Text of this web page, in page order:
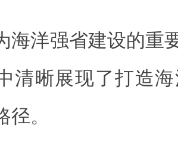
洋强省建设的重要
清晰展现了打造
径。